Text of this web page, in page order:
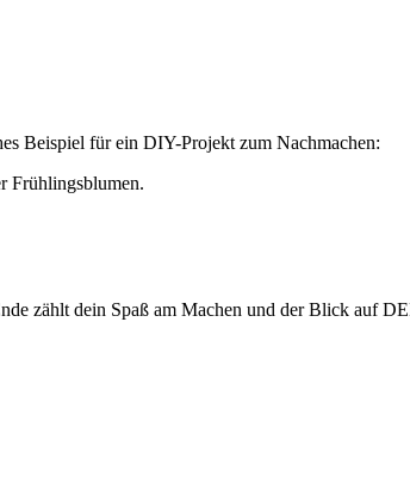
Beispiel für ein DIY-Projekt zum Nachmachen:
Frühlingsblumen.
zählt dein Spaß am Machen und der Blick auf